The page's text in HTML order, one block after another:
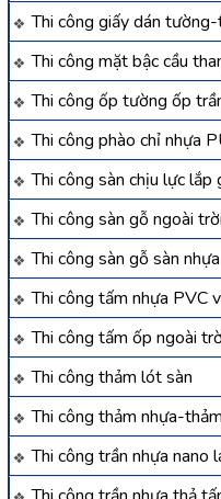
Thi công giấy dán
Thi công mặt bậc cầu
Thi công ốp tường ốp
Thi công phào chỉ nhựa
Thi công sàn chịu lực lắp
Thi công sàn gỗ ngoài trời
Thi công sàn gỗ sàn nhựa
Thi công tấm nhựa PVC
Thi công tấm ốp ngoài
Thi công thảm lót sàn
Thi công thảm nhựa-
Thi công trần nhựa nano